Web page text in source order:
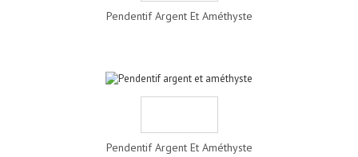
Pendentif Argent Et Améthyste
Pendentif Argent Et Améthyste